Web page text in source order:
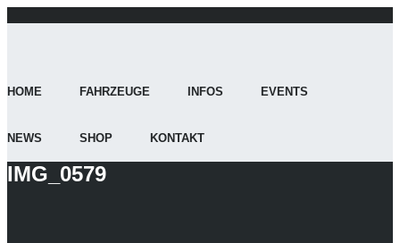
HOME FAHRZEUGE INFOS EVENTS
NEWS SHOP KONTAKT
IMG_0579